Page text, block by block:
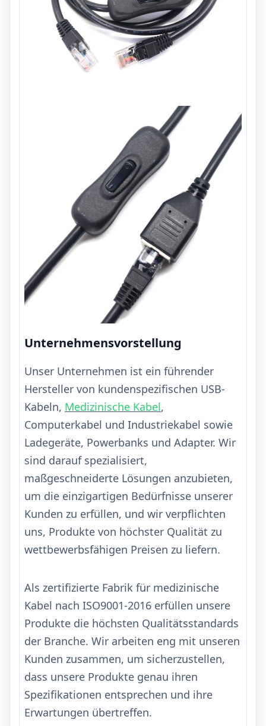
Unternehmensvorstellung
Unser Unternehmen ist ein führender
Hersteller von kundenspezifischen USB-
Kabeln, Medizinische Kabel,
Computerkabel und Industriekabel sowie
Ladegeräte, Powerbanks und Adapter. Wir
sind darauf spezialisiert,
maßgeschneiderte Lösungen anzubieten,
um die einzigartigen Bedürfnisse unserer
Kunden zu erfüllen, und wir verpflichten
uns, Produkte von höchster Qualität zu
wettbewerbsfähigen Preisen zu liefern.
Als zertifizierte Fabrik für medizinische
Kabel nach ISO9001-2016 erfüllen unsere
Produkte die höchsten Qualitätsstandards
der Branche. Wir arbeiten eng mit unseren
Kunden zusammen, um sicherzustellen,
dass unsere Produkte genau ihren
Spezifikationen entsprechen und ihre
Erwartungen übertreffen.